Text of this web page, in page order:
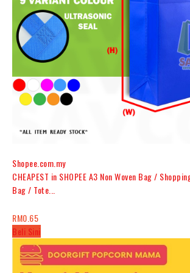
Shopee.com.my
CHEAPEST in SHOPEE A3 Non Woven Bag /
Bag / Tote...
RM0.65
Beli Sini